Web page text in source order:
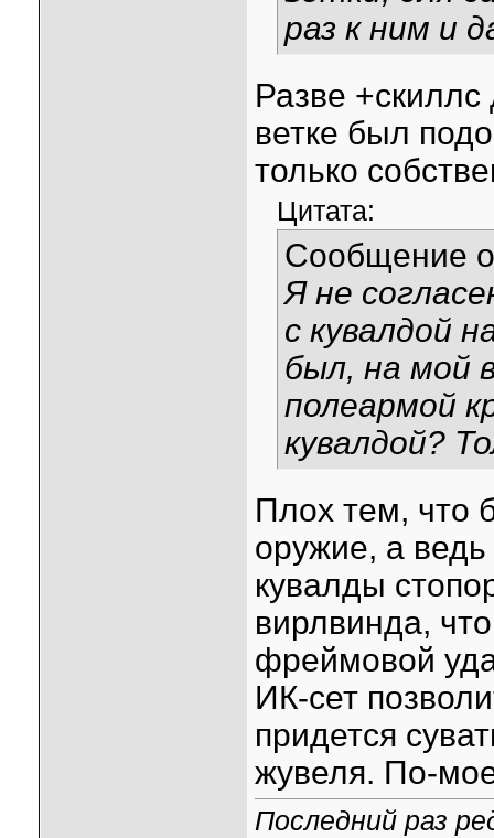
раз к ним и
Разве +скиллс
ветке был
только
Цитата:
Сообщение
Я не
с кувалдой
был, на мой
полеармой
кувалдой?
Плох тем, что
оружие, а
кувалды
вирлвинда,
фреймовой
ИК-сет
придется
жувеля. По-
Последний раз